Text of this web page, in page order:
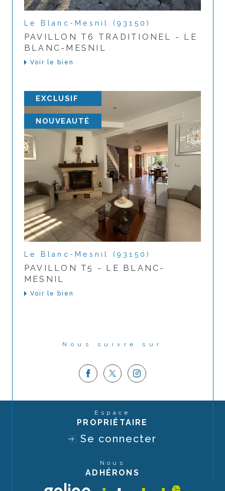
Le Blanc-Mesnil (93150)
PAVILLON T6 TRADITIONEL - LE
BLANC-MESNIL
Voir le bien
EXCLUSIF
NOUVEAUTÉ
Le Blanc-Mesnil (93150)
PAVILLON T5 - LE BLANC-
MESNIL
Voir le bien
Nous suivre sur
Espace
PROPRIÉTAIRE
Se connecter
Nous
ADHÉRONS